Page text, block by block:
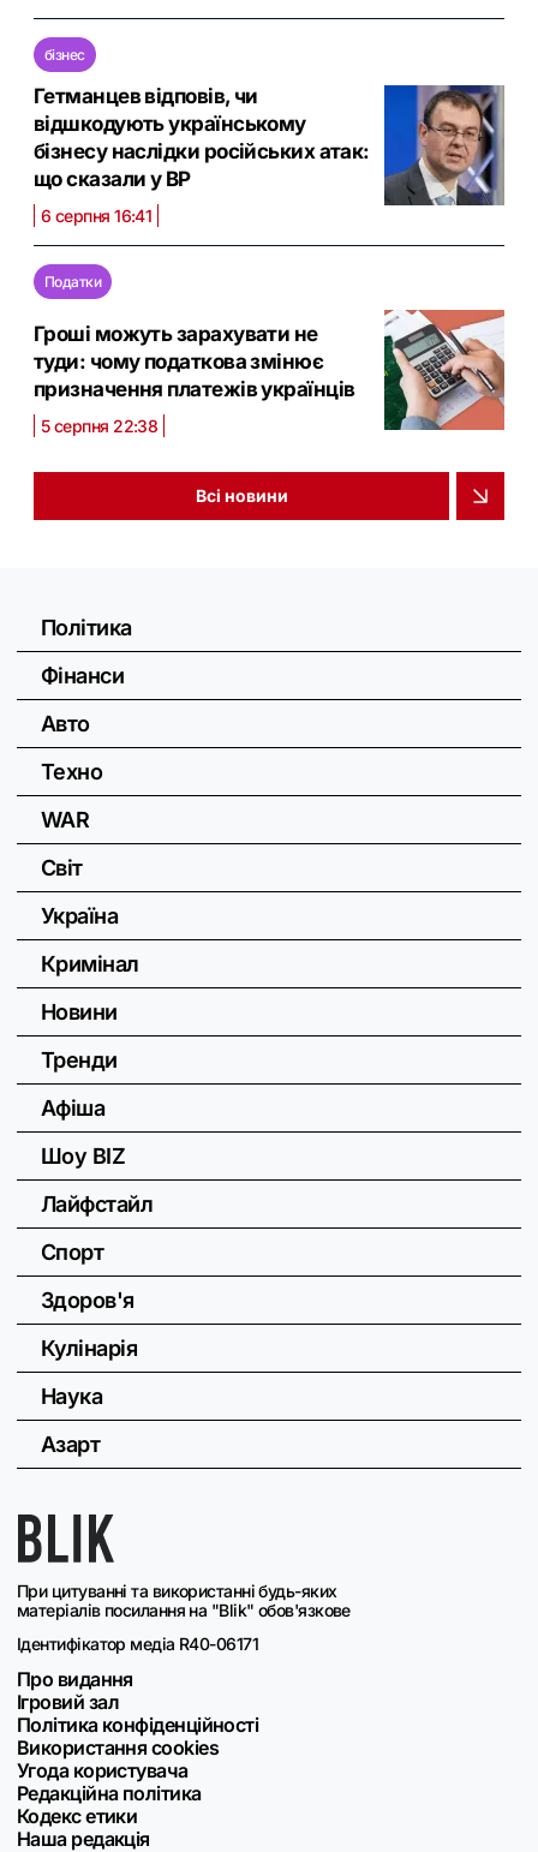
бізнес
Гетманцев відповів, чи
відшкодують українському
бізнесу наслідки російських атак:
що сказали у ВР
6 серпня 16:41
Податки
Гроші можуть зарахувати не
туди: чому податкова змінює
призначення платежів українців
5 серпня 22:38
Всі новини
При цитуванні та використанні будь-яких
матеріалів посилання на "Blik" обов'язкове
Ідентифікатор медіа R40-06171
Про видання
Ігровий зал
Політика конфіденційності
Використання cookies
Угода користувача
Редакційна політика
Кодекс етики
Наша редакція
Політика
Фінанси
Авто
Техно
WAR
Світ
Україна
Кримінал
Новини
Тренди
Афіша
Шоу BIZ
Лайфстайл
Спорт
Здоров'я
Кулінарія
Наука
Азарт